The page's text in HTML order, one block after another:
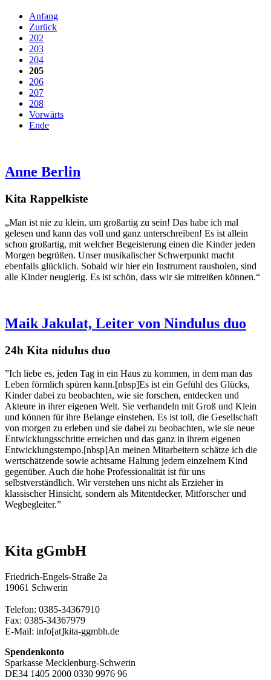
Anfang
Zurück
202
203
204
205
206
207
208
Vorwärts
Ende
Anne Berlin
Kita Rappelkiste
„Man ist nie zu klein, um großartig zu sein! Das habe ich mal
gelesen und kann das voll und ganz unterschreiben! Es ist allein
schon großartig, mit welcher Begeisterung einen die Kinder jeden
Morgen begrüßen. Unser musikalischer Schwerpunkt macht
ebenfalls glücklich. Sobald wir hier ein Instrument rausholen, sind
alle Kinder neugierig. Es ist schön, dass wir sie mitreißen können.“
Maik Jakulat, Leiter von Nindulus duo
24h Kita nidulus duo
”Ich liebe es, jeden Tag in ein Haus zu kommen, in dem man das
Leben förmlich spüren kann.[nbsp]Es ist ein Gefühl des Glücks,
Kinder dabei zu beobachten, wie sie forschen, entdecken und
Akteure in ihrer eigenen Welt. Sie verhandeln mit Groß und Klein
und können für ihre Belange einstehen. Es ist toll, die Gesellschaft
von morgen zu erleben und sie dabei zu beobachten, wie sie neue
Entwicklungsschritte erreichen und das ganz in ihrem eigenen
Entwicklungstempo.[nbsp]An meinen Mitarbeitern schätze ich die
wertschätzende sowie achtsame Haltung jedem einzelnem Kind
gegenüber. Auch die hohe Professionalität ist für uns
selbstverständlich. Wir verstehen uns nicht als Erzieher in
klassischer Hinsicht, sondern als Mitentdecker, Mitforscher und
Wegbegleiter.”
Kita gGmbH
Friedrich-Engels-Straße 2a
19061 Schwerin
Telefon: 0385-34367910
Fax: 0385-34367979
E-Mail: info[at]kita-ggmbh.de
Spendenkonto
Sparkasse Mecklenburg-Schwerin
DE34 1405 2000 0330 9976 96